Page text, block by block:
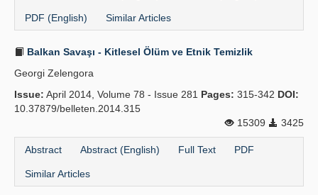
PDF (English) Similar Articles
Balkan Savaşı - Kitlesel Ölüm ve Etnik Temizlik
Georgi Zelengora
Issue: April 2014, Volume 78 - Issue 281 Pages: 315-342 DOI:
10.37879/belleten.2014.315
15309
3425
Abstract Abstract (English) Full Text PDF
Similar Articles